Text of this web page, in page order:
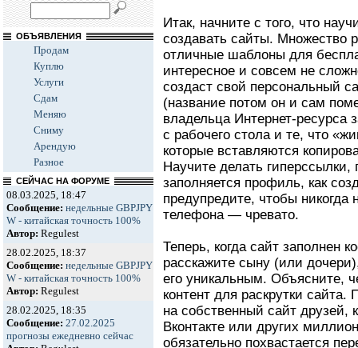
ОБЪЯВЛЕНИЯ
Продам
Куплю
Услуги
Сдам
Меняю
Сниму
Арендую
Разное
СЕЙЧАС НА ФОРУМЕ
08.03.2025, 18:47
Сообщение: недельные GBPJPY
W - китайская точность 100%
Автор: Regulest
28.02.2025, 18:37
Сообщение: недельные GBPJPY
W - китайская точность 100%
Автор: Regulest
28.02.2025, 18:35
Сообщение: 27.02.2025
прогнозы ежедневно сейчас
Итак, начните с того, что
создавать сайты. Множество
отличные шаблоны для
интересное и совсем не
создаст свой персональный
(название потом он и сам
владельца Интернет-ресурса
с рабочего стола и те, что
которые вставляются
Научите делать гиперссылки,
заполняется профиль, как
предупредите, чтобы никогда
телефона — чревато.
Теперь, когда сайт заполнен
расскажите сыну (или
его уникальным. Объясните,
контент для раскрутки сайта.
на собственный сайт друзей,
Вконтакте или других
обязательно похвастается